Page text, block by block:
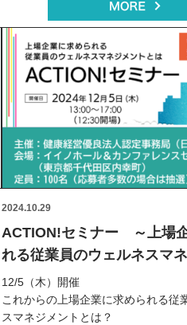
2024.10.29
ACTION!セミナー ～上場
れる従業員のウェルネスマ
は～（リアル開催）
12/5（木）開催
これからの上場企業に求められる従
スマネジメントとは？